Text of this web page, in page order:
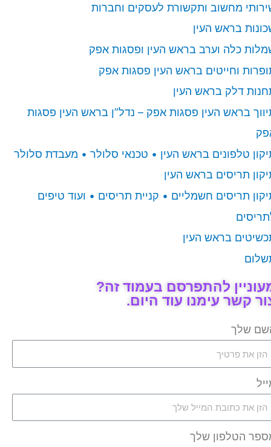
מחשוב ותקשורת לעסקים וחברות
בראש העין
כלה וערב בראש העין ופסגות אפק
וחייטים בראש העין פסגות אפק
דלק בראש העין
בראש העין פסגות אפק – נדל”ן בראש העין פסגות
טלפונים בראש העין • טכנאי סלולר • מעבדת סלולר
תריסים בראש העין
תריסים חשמליים • קניית תריסים • ועוד טיפים
בראש העין
להתפרסם בעמוד זה?
קשר עימנו עוד היום.
שלך
הטלפון שלך